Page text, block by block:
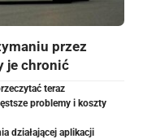
przez
je chronić
teraz
problemy i koszty
działającej aplikacji